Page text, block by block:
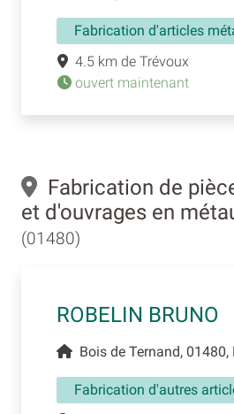
Fabrication d'articles
4.5 km de Trévoux
ouvert maintenant
Fabrication de
et d'ouvrages en
(01480)
ROBELIN BRUNO
Bois de Ternand, 01480,
Fabrication d'autres